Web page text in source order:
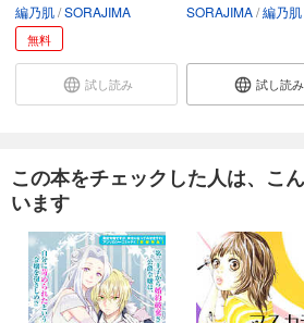
傷だらけ聖女より報復をこめ
傷だらけ聖女より報復をこ
165 円 (税込)
編乃肌 SORAJIMA
無料
試し読み
SORAJIMA 編乃肌
試し読み
この本をチェックした人は、こ
います